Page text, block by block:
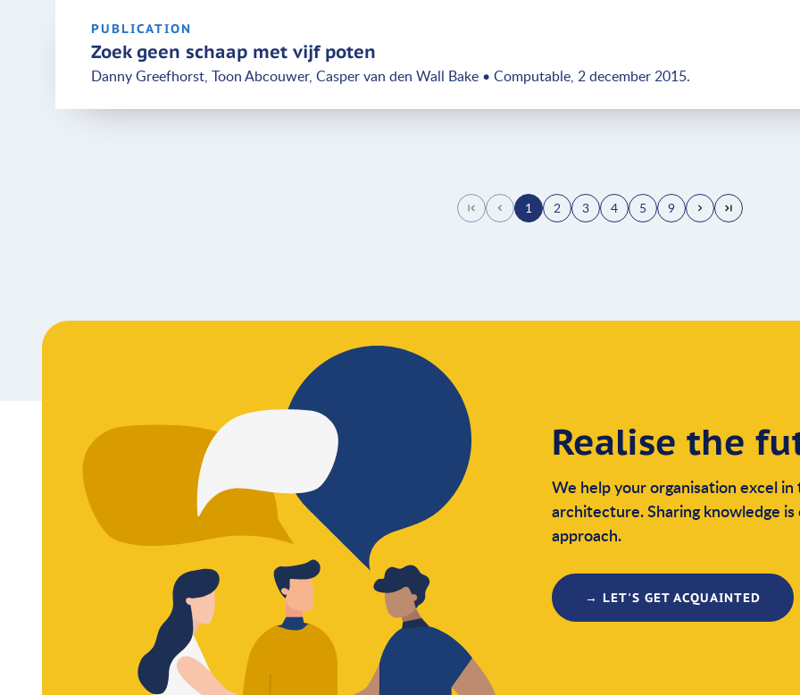
PUBLICATION
Zoek geen schaap met vijf poten
Danny Greefhorst, Toon Abcouwer, Casper van den Wall Bake • Computable, 2 december 2015.
1 2 3 4 5 9
Realise the
We help your organisation excel
architecture. Sharing knowledge
approach.
→ LET'S GET ACQUAINTED